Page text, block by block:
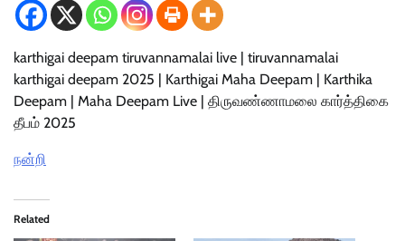
karthigai deepam tiruvannamalai live | tiruvannamalai
karthigai deepam 2025 | Karthigai Maha Deepam | Karthika
Deepam | Maha Deepam Live | திருவண்ணாமலை கார்த்திகை
தீபம் 2025
நன்றி
Related